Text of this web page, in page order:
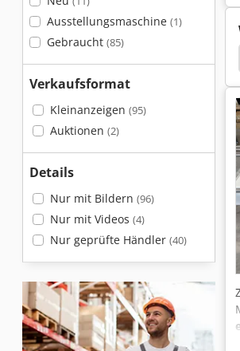
Ausstellungsmaschine (1)
Gebraucht (85)
Verkaufsformat
Kleinanzeigen (95)
Auktionen (2)
Details
Nur mit Bildern (96)
Nur mit Videos (4)
Nur geprüfte Händler (40)